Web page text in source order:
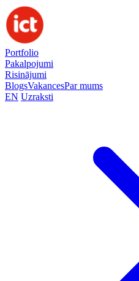
Portfolio
Pakalpojumi
Risinājumi
BlogsVakancesPar mums
EN Uzraksti